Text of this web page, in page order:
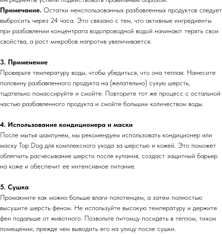
Примечание. Остатки неиспользованных разбавленных продуктов следует
выбросить через 24 часа. Это связано с тем, что активные ингредиенты
при разбавлении концентрата водопроводной водой начинают терять свои
свойства, а рост микробов напротив увеличивается.
3. Применение
Проверьте температуру воды, чтобы убедиться, что она теплая. Нанесите
половину разбавленного продукта на (желательно) сухую шерсть,
тщательно помассируйте и смойте. Повторите тот же процесс с остальной
частью разбавленного продукта и смойте большим количеством воды.
4. Использование кондиционера и маски
После мытья шампунем, мы рекомендуем использовать кондиционер или
маску Top Dog для комплексного ухода за шерстью и кожей. Это поможет
облегчить расчесывание шерсти после купания, создаст защитный барьер
на коже и обеспечит ее интенсивное питание.
5. Сушка
Промакните как можно больше влаги полотенцем, а затем полностью
высушите шерсть феном. Не используйте высокую температуру и держите
фен подальше от животного. Позвольте питомцу посидеть в теплом, тихом
помещении, прежде чем выводить его на улицу после сушки.